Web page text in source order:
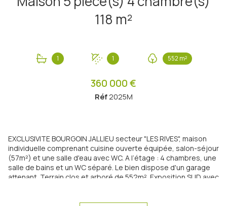
118 m²
1 1 552 m²
360 000 €
Réf2025M
EXCLUSIVITE BOURGOIN JALLIEU secteur "LES RIVES", maison
individuelle comprenant cuisine ouverte équipée, salon-séjour
(57m²) et une salle d'eau avec WC. A l’étage : 4 chambres, une
salle de bains et un WC séparé. Le bien dispose d'un garage
attenant. Terrain clos et arboré de 552m². Exposition SUD avec